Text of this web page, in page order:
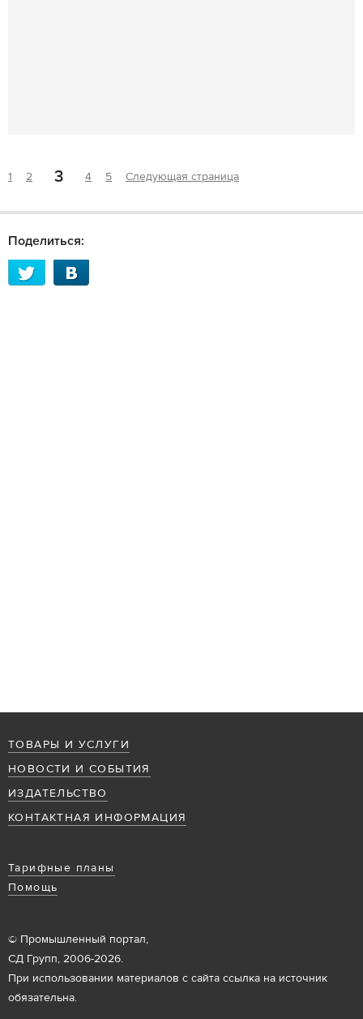
1 2 3 4 5 Следующая страница
Поделиться:
ТОВАРЫ И УСЛУГИ
НОВОСТИ И СОБЫТИЯ
ИЗДАТЕЛЬСТВО
КОНТАКТНАЯ ИНФОРМАЦИЯ
Тарифные планы
Помощь
© Промышленный портал,
СД Групп, 2006-2026.
При использовании материалов с сайта ссылка на источник
обязательна.